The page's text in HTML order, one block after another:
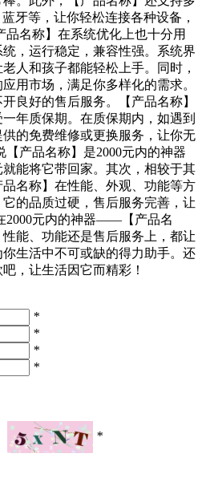
牙等，让你轻松连接各种设备，
名称】在系统优化上也十分用
，运行稳定，兼容性强。系统界
人和孩子都能轻松上手。同时，
用市场，满足你多样化的需求。
良好的售后服务。【产品名称】
年质保期。在质保期内，如遇到
的免费维修或更换服务，让你无
产品名称】是2000元内的神器
能将它带回家。其次，相较于其
名称】在性能、外观、功能等方
的品质过硬，售后服务完善，让
2000元内的神器——【产品名
能、功能还是售后服务上，都让
生活中不可或缺的得力助手。还
，让生活因它而精彩！
*
*
*
*
*